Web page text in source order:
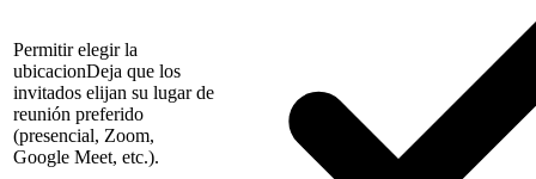
Permitir elegir la
ubicacionDeja que los
invitados elijan su lugar de
reunión preferido
(presencial, Zoom,
Google Meet, etc.).